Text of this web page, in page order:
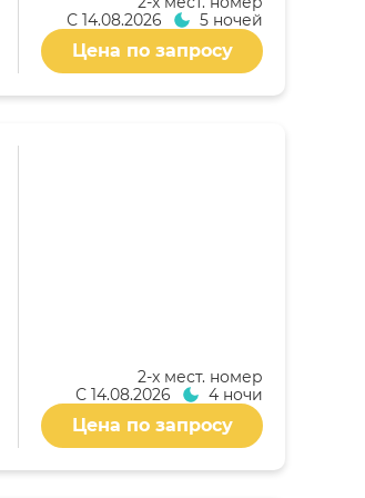
С 14.08.2026 5 ночей
Цена по запросу
2-x мест. номер
С 14.08.2026 4 ночи
Цена по запросу